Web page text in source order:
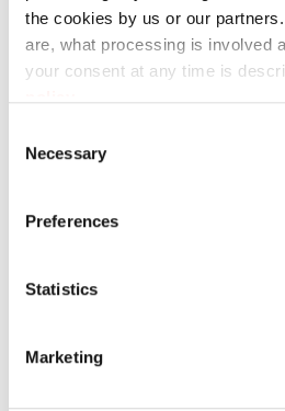
the cookies by us or our
are, what processing is involved
your consent at any time is
Selection
Necessary
Preferences
Statistics
Marketing
SECURIO
30 mm +
automatico